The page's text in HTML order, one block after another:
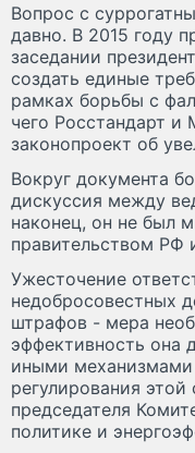
Вопрос с
давно. В 2015 году
заседании
создать единые
рамках борьбы с
чего Росстандарт и
законопроект об
Вокруг документа
дискуссия между
наконец, он не был
правительством РФ
Ужесточение
недобросовестных
штрафов - мера
эффективность она
иными механизмами
регулирования
председателя
политике и